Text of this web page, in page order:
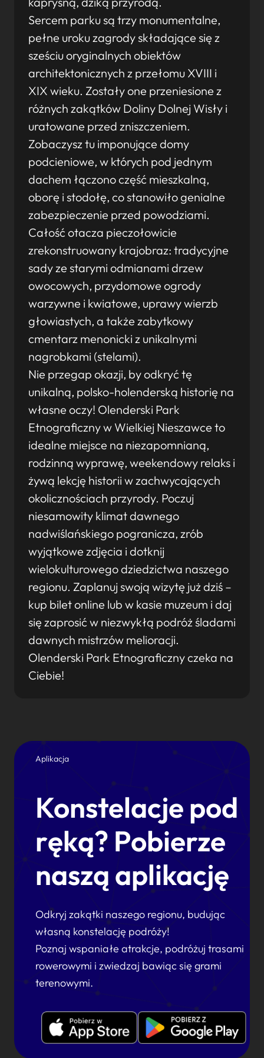
Sercem parku są trzy monumentalne,
pełne uroku zagrody składające się z
sześciu oryginalnych obiektów
architektonicznych z przełomu XVIII i
XIX wieku. Zostały one przeniesione z
różnych zakątków Doliny Dolnej Wisły i
uratowane przed zniszczeniem.
Zobaczysz tu imponujące domy
podcieniowe, w których pod jednym
dachem łączono część mieszkalną,
oborę i stodołę, co stanowiło genialne
zabezpieczenie przed powodziami.
Całość otacza pieczołowicie
zrekonstruowany krajobraz: tradycyjne
sady ze starymi odmianami drzew
owocowych, przydomowe ogrody
warzywne i kwiatowe, uprawy wierzb
głowiastych, a także zabytkowy
cmentarz menonicki z unikalnymi
nagrobkami (stelami).
Nie przegap okazji, by odkryć tę
unikalną, polsko-holenderską historię na
własne oczy! Olenderski Park
Etnograficzny w Wielkiej Nieszawce to
idealne miejsce na niezapomnianą,
rodzinną wyprawę, weekendowy relaks i
żywą lekcję historii w zachwycających
okolicznościach przyrody. Poczuj
niesamowity klimat dawnego
nadwiślańskiego pogranicza, zrób
wyjątkowe zdjęcia i dotknij
wielokulturowego dziedzictwa naszego
regionu. Zaplanuj swoją wizytę już dziś –
kup bilet online lub w kasie muzeum i daj
się zaprosić w niezwykłą podróż śladami
dawnych mistrzów melioracji.
Olenderski Park Etnograficzny czeka na
Ciebie!
Aplikacja
Konstelacje pod
ręką? Pobierze
naszą aplikację
Odkryj zakątki naszego regionu, budując
własną konstelację podróży!
Poznaj wspaniałe atrakcje, podróżuj trasami
rowerowymi i zwiedzaj bawiąc się grami
terenowymi.